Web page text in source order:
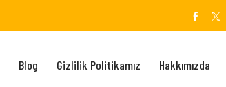
Blog Gizlilik Politikamız Hakkımızda